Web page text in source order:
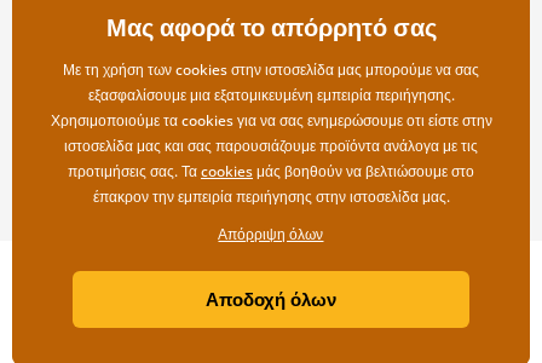
Όροι χρήσης και επιστροφών
Επιλογές αποστολής και
πληρωμής
Επιστροφές
Σχετικά με εμάς
Συχνές Ερωτήσεις
Επικοινωνία
Copyright ©2019 © Dovido.gr.
Litvanyi.sk| Το e-shop δημιουργήθηκε από
Μας αφορά το απόρρητό σας
Με τη χρήση των cookies στην ιστοσελίδα μας μπορούμε να σας
εξασφαλίσουμε μια εξατομικευμένη εμπειρία περιήγησης.
Χρησιμοποιούμε τα cookies για να σας ενημερώσουμε οτι είστε στην
ιστοσελίδα μας και σας παρουσιάζουμε προϊόντα ανάλογα με τις
προτιμήσεις σας. Ταcookiesμάς βοηθούν να βελτιώσουμε στο
έπακρον την εμπειρία περιήγησης στην ιστοσελίδα μας.
Απόρριψη όλων
Αποδοχή όλων